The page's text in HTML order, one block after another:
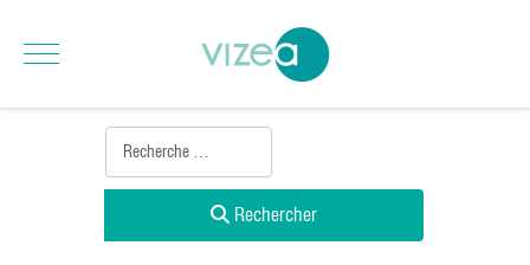
Rechercher